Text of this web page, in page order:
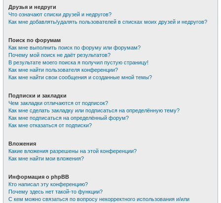
Друзья и недруги
Что означают списки друзей и недругов?
Как мне добавлять/удалять пользователей в списках моих друзей и недругов?
Поиск по форумам
Как мне выполнить поиск по форуму или форумам?
Почему мой поиск не даёт результатов?
В результате моего поиска я получил пустую страницу!
Как мне найти пользователя конференции?
Как мне найти свои сообщения и созданные мной темы?
Подписки и закладки
Чем закладки отличаются от подписок?
Как мне сделать закладку или подписаться на определённую тему?
Как мне подписаться на определённый форум?
Как мне отказаться от подписки?
Вложения
Какие вложения разрешены на этой конференции?
Как мне найти мои вложения?
Информация о phpBB
Кто написал эту конференцию?
Почему здесь нет такой-то функции?
С кем можно связаться по вопросу некорректного использования и/или